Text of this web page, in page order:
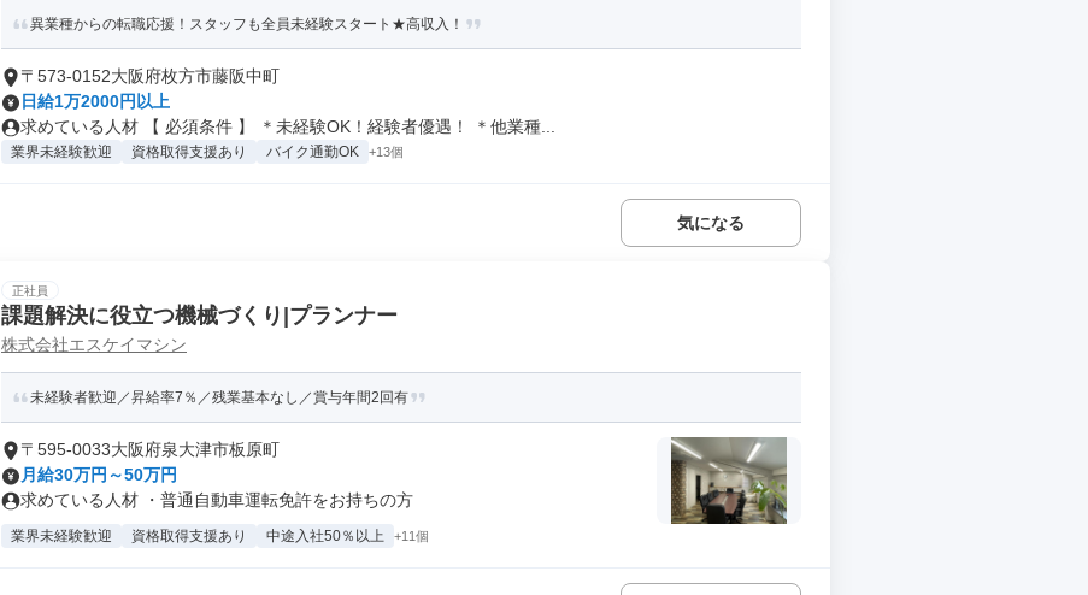
異業種からの転職応援！スタッフも全員未経験スタート★高収入！
〒573-0152大阪府枚方市藤阪中町
日給1万2000円以上
求めている人材 【 必須条件 】 ＊未経験OK！経験者優遇！ ＊他業種...
業界未経験歓迎 資格取得支援あり バイク通勤OK +13個
気になる
正社員
課題解決に役立つ機械づくり|プランナー
株式会社エスケイマシン
未経験者歓迎／昇給率7％／残業基本なし／賞与年間2回有
〒595-0033大阪府泉大津市板原町
月給30万円～50万円
求めている人材 ・普通自動車運転免許をお持ちの方
業界未経験歓迎 資格取得支援あり 中途入社50％以上 +11個